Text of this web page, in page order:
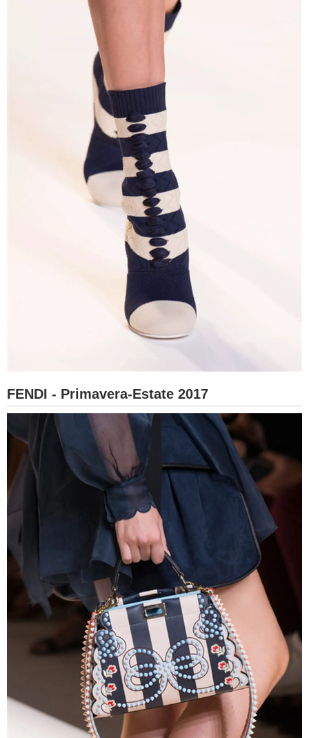
FENDI - Primavera-Estate 2017